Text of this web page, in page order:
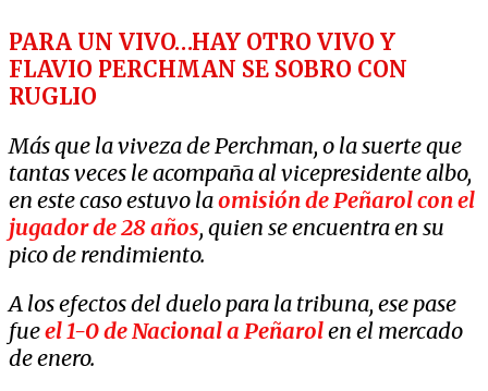
PARA UN VIVO…HAY OTRO VIVO Y
FLAVIO PERCHMAN SE SOBRO CON
RUGLIO
Más que la viveza de Perchman, o la suerte que
tantas veces le acompaña al vicepresidente albo,
en este caso estuvo laomisión de Peñarol con el
jugador de 28 años, quien se encuentra en su
pico de rendimiento.
A los efectos del duelo para la tribuna, ese pase
fueel 1-0 de Nacional a Peñarolen el mercado
de enero.